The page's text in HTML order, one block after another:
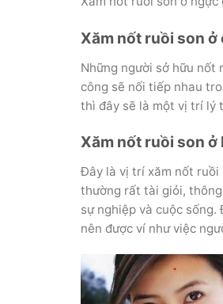
Xăm nốt ruồi son ở
Những người sở hữu nốt
công sẽ nối tiếp nhau
thì đây sẽ là một vị trí lý
Xăm nốt ruồi son ở
Đây là vị trí xăm nốt ruồi
thường rất tài giỏi,
sự nghiệp và cuộc
nên được ví như việc